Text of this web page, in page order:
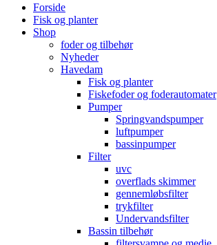
Forside
Fisk og planter
Shop
foder og tilbehør
Nyheder
Havedam
Fisk og planter
Fiskefoder og foderautomater
Pumper
Springvandspumper
luftpumper
bassinpumper
Filter
uvc
overflads skimmer
gennemløbsfilter
trykfilter
Undervandsfilter
Bassin tilbehør